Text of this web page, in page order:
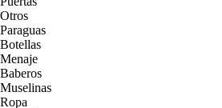
Otros
Paraguas
Botellas
Menaje
Baberos
Muselinas
Ropa